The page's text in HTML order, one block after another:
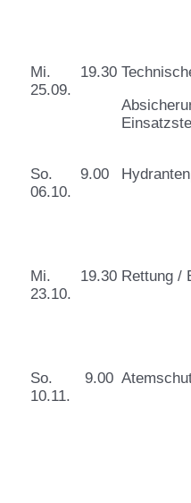
Mi.
25.09.
19.30
So.
06.10.
9.00
Mi.
23.10.
19.30 Rettung /
So.
10.11.
9.00